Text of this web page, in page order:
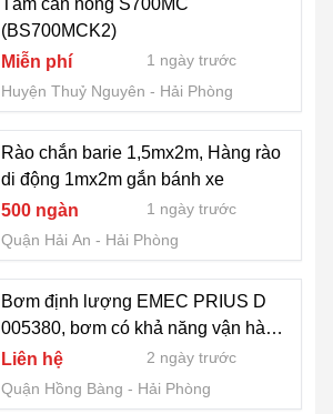
Tấm cán nóng S700MC
(BS700MCK2)
Miễn phí
1 ngày trước
Huyện Thuỷ Nguyên
Hải Phòng
Rào chắn barie 1,5mx2m, Hàng rào
di động 1mx2m gắn bánh xe
500 ngàn
1 ngày trước
Quận Hải An
Hải Phòng
Bơm định lượng EMEC PRIUS D
005380, bơm có khả năng vận hành
trong môi trường khắc nghiệt
Liên hệ
2 ngày trước
Quận Hồng Bàng
Hải Phòng